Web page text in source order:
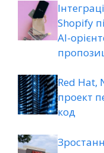
Shopify
AI-
Red Hat,
проект
код